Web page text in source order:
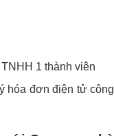
1 thành viên
hóa đơn điện tử công